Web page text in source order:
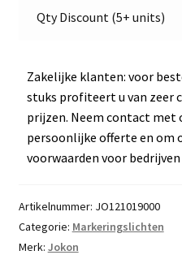
Qty Discount (5+ units)
Zakelijke klanten: voor
stuks profiteert u van zeer
prijzen. Neem contact met
persoonlijke offerte en om
voorwaarden voor
Artikelnummer: JO121019000
Categorie: Markeringslichten
Merk: Jokon